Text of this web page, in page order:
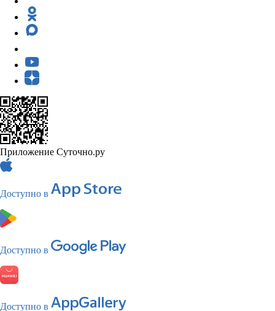
Приложение Суточно.ру
Доступно в
Доступно в
Доступно в